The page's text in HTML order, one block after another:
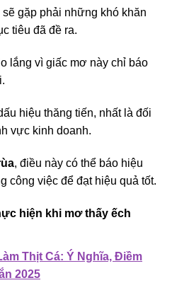
gặp phải những khó khăn
tiêu đã đề ra.
lắng vì giấc mơ này chỉ báo
hiệu thăng tiến, nhất là đối
vực kinh doanh.
, điều này có thể báo hiệu
công việc để đạt hiệu quả tốt.
hiện khi mơ thấy ếch
Thịt Cá: Ý Nghĩa, Điềm
2025